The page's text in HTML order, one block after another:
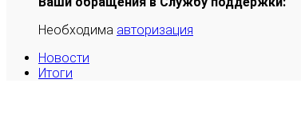
Необходима авторизация
Новости
Итоги